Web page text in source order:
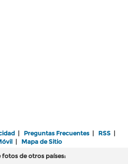
| Preguntas Frecuentes | RSS |
| Mapa de Sitio
fotos de otros países: